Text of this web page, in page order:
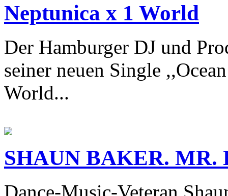
Neptunica x 1 World
Der Hamburger DJ und
seiner neuen Single
World...
SHAUN BAKER. MR.
Dance-Music-Veteran